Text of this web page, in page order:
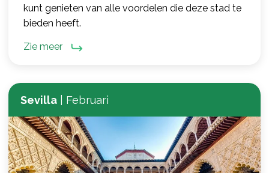
kunt genieten van alle voordelen die deze stad te
bieden heeft.
Zie meer
Sevilla Februari